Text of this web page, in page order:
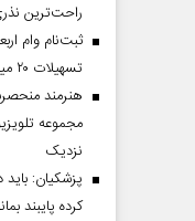
راحت‌ترین
ثبت‌نام وام
تسهیلات ۲۰ میلیون تومانی با سود ۵ درصد
مجموعه
نزدیک
پزشکیان: باید
کرده پایبند